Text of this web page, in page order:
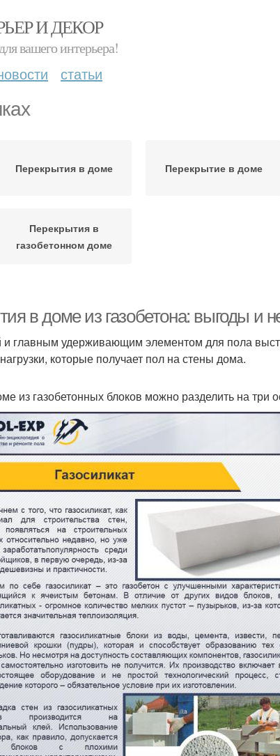
И ДЕКОР
вашего интерьера!
статьи
Перекрытия в доме Перекрытие в доме
Перекрытия в
газобетонном доме
в доме из газобетона: выгоды и
и главным удерживающим элементом для пола
которые получает пол на стены дома.
из газобетонных блоков можно разделить на три